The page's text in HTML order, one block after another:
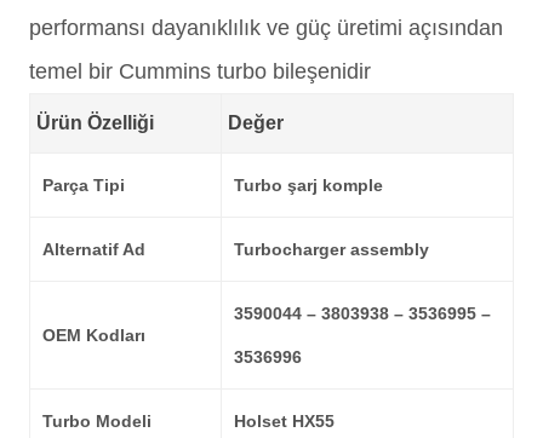
performansı dayanıklılık ve güç üretimi açısından
temel bir Cummins turbo bileşenidir
Ürün Özelliği Değer
Parça Tipi Turbo şarj komple
Alternatif Ad Turbocharger assembly
OEM Kodları
3590044 – 3803938 – 3536995 –
3536996
Turbo Modeli Holset HX55